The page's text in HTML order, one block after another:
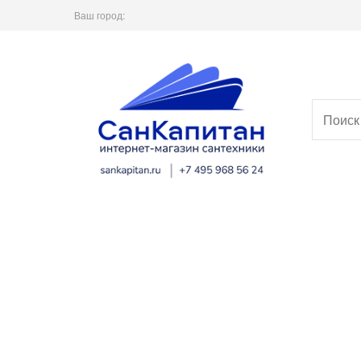
Ваш город: